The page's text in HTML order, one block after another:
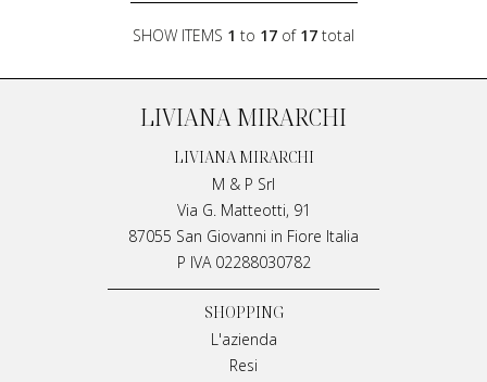
SHOW ITEMS 1 to 17 of 17 total
LIVIANA MIRARCHI
LIVIANA MIRARCHI
M & P Srl
Via G. Matteotti, 91
87055 San Giovanni in Fiore Italia
P IVA 02288030782
SHOPPING
L'azienda
Resi